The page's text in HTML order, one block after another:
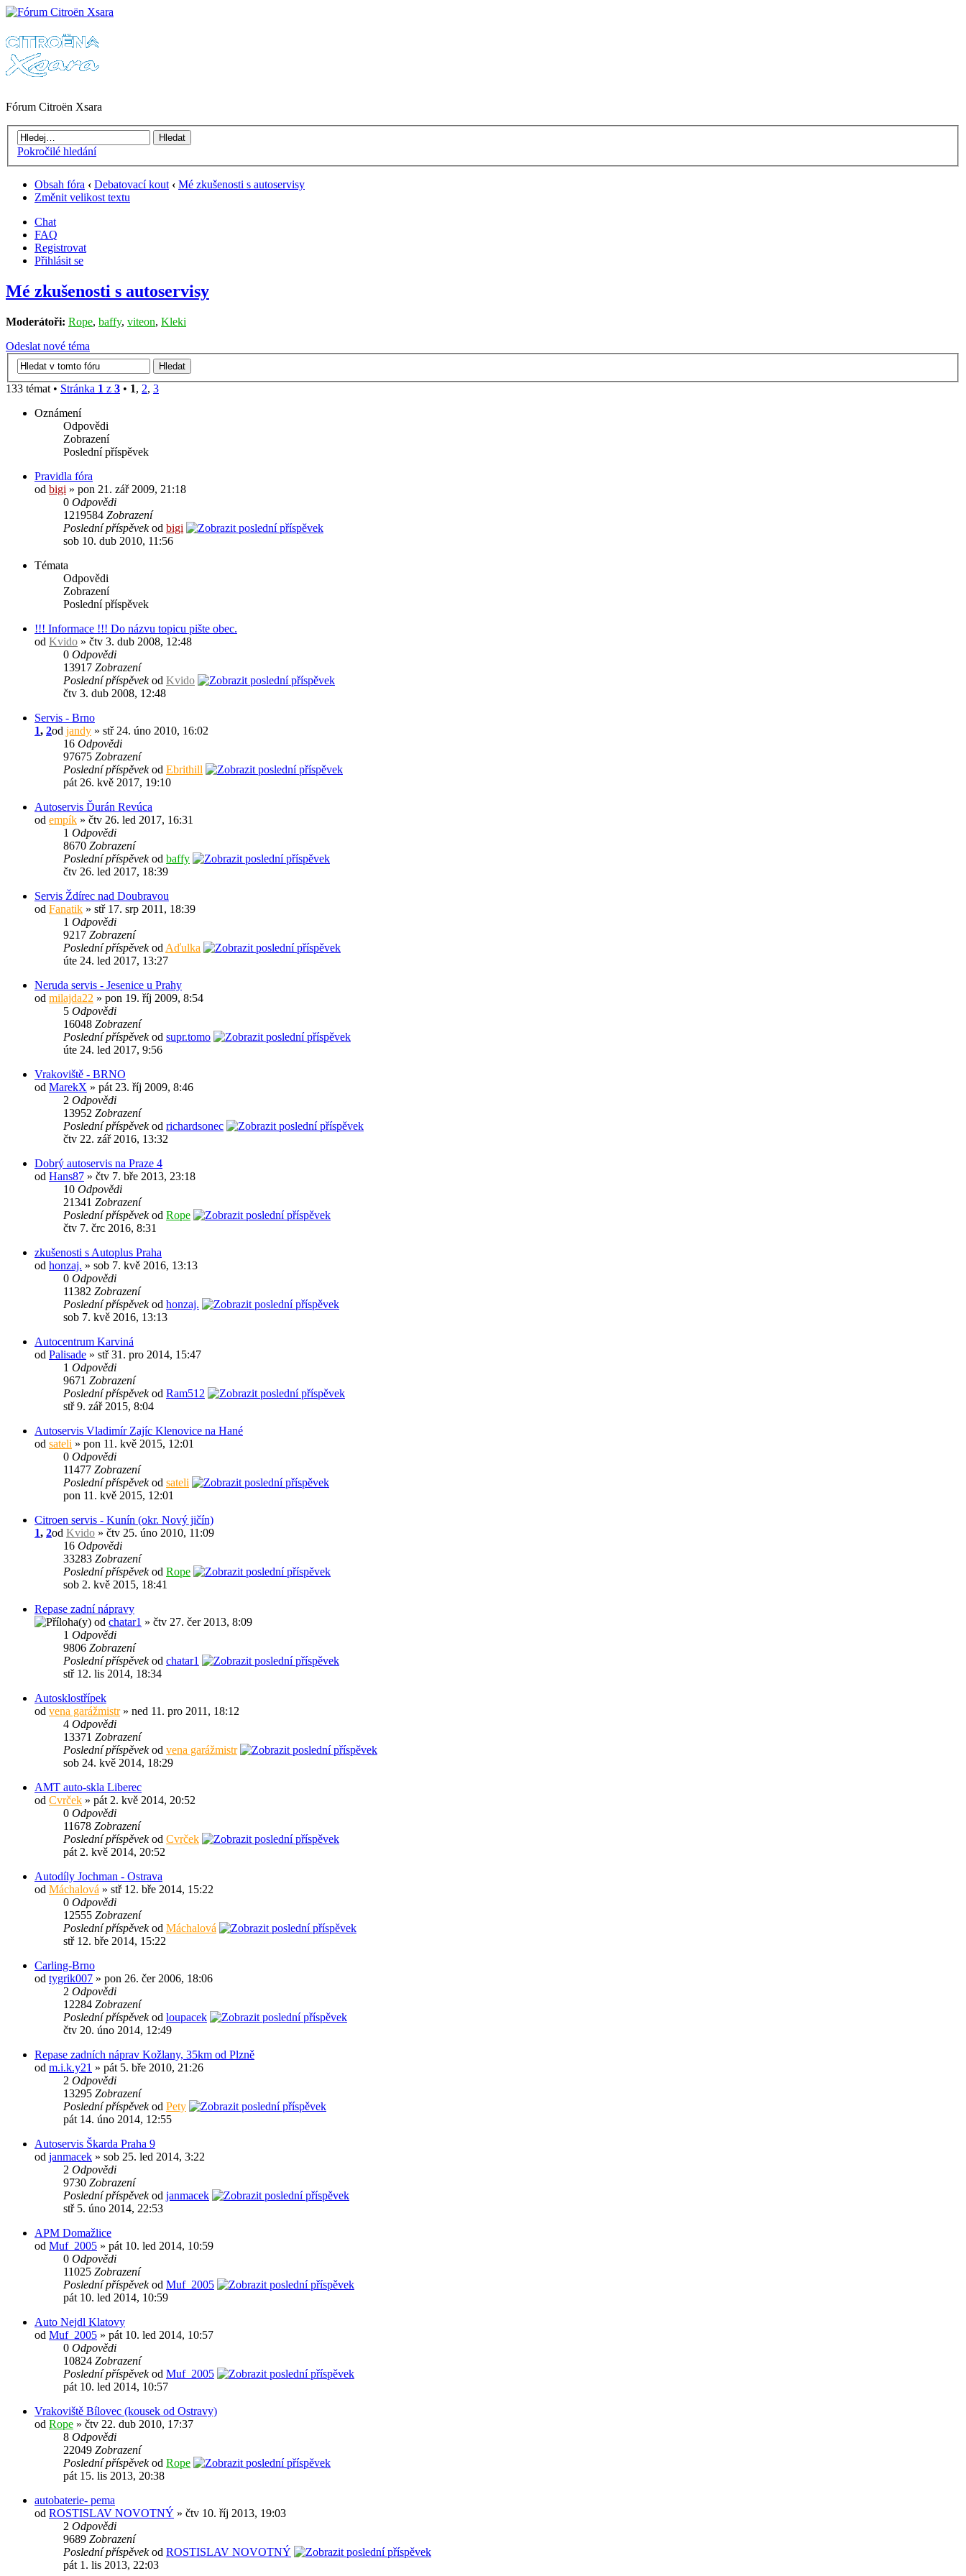
Fórum Citroën Xsara
Pokročilé hledání
Obsah fóra ‹ Debatovací kout ‹ Mé zkušenosti s autoservisy
Změnit velikost textu
Chat
FAQ
Registrovat
Přihlásit se
Mé zkušenosti s autoservisy
Moderátoři: Rope, baffy, viteon, Kleki
Odeslat nové téma
133 témat • Stránka 1 z 3 • 1, 2, 3
Oznámení
Odpovědi
Zobrazení
Poslední příspěvek
Pravidla fóra
od bigi » pon 21. zář 2009, 21:18
0 Odpovědi
1219584 Zobrazení
Poslední příspěvekod bigi
sob 10. dub 2010, 11:56
Témata
Odpovědi
Zobrazení
Poslední příspěvek
!!! Informace !!! Do názvu topicu pište obec.
od Kvido » čtv 3. dub 2008, 12:48
0 Odpovědi
13917 Zobrazení
Poslední příspěvekod Kvido
čtv 3. dub 2008, 12:48
Servis - Brno
1, 2od jandy » stř 24. úno 2010, 16:02
16 Odpovědi
97675 Zobrazení
Poslední příspěvekod Ebrithill
pát 26. kvě 2017, 19:10
Autoservis Ďurán Revúca
od empík » čtv 26. led 2017, 16:31
1 Odpovědi
8670 Zobrazení
Poslední příspěvekod baffy
čtv 26. led 2017, 18:39
Servis Ždírec nad Doubravou
od Fanatik » stř 17. srp 2011, 18:39
1 Odpovědi
9217 Zobrazení
Poslední příspěvekod Aďulka
úte 24. led 2017, 13:27
Neruda servis - Jesenice u Prahy
od milajda22 » pon 19. říj 2009, 8:54
5 Odpovědi
16048 Zobrazení
Poslední příspěvekod supr.tomo
úte 24. led 2017, 9:56
Vrakoviště - BRNO
od MarekX » pát 23. říj 2009, 8:46
2 Odpovědi
13952 Zobrazení
Poslední příspěvekod richardsonec
čtv 22. zář 2016, 13:32
Dobrý autoservis na Praze 4
od Hans87 » čtv 7. bře 2013, 23:18
10 Odpovědi
21341 Zobrazení
Poslední příspěvekod Rope
čtv 7. črc 2016, 8:31
zkušenosti s Autoplus Praha
od honzaj. » sob 7. kvě 2016, 13:13
0 Odpovědi
11382 Zobrazení
Poslední příspěvekod honzaj.
sob 7. kvě 2016, 13:13
Autocentrum Karviná
od Palisade » stř 31. pro 2014, 15:47
1 Odpovědi
9671 Zobrazení
Poslední příspěvekod Ram512
stř 9. zář 2015, 8:04
Autoservis Vladimír Zajíc Klenovice na Hané
od sateli » pon 11. kvě 2015, 12:01
0 Odpovědi
11477 Zobrazení
Poslední příspěvekod sateli
pon 11. kvě 2015, 12:01
Citroen servis - Kunín (okr. Nový jičín)
1, 2od Kvido » čtv 25. úno 2010, 11:09
16 Odpovědi
33283 Zobrazení
Poslední příspěvekod Rope
sob 2. kvě 2015, 18:41
Repase zadní nápravy
od chatar1 » čtv 27. čer 2013, 8:09
1 Odpovědi
9806 Zobrazení
Poslední příspěvekod chatar1
stř 12. lis 2014, 18:34
Autosklostřípek
od vena garážmistr» ned 11. pro 2011, 18:12
4 Odpovědi
13371 Zobrazení
Poslední příspěvekod vena garážmistr
sob 24. kvě 2014, 18:29
AMT auto-skla Liberec
od Cvrček » pát 2. kvě 2014, 20:52
0 Odpovědi
11678 Zobrazení
Poslední příspěvekod Cvrček
pát 2. kvě 2014, 20:52
Autodíly Jochman - Ostrava
od Máchalová » stř 12. bře 2014, 15:22
0 Odpovědi
12555 Zobrazení
Poslední příspěvekod Máchalová
stř 12. bře 2014, 15:22
Carling-Brno
od tygrik007 » pon 26. čer 2006, 18:06
2 Odpovědi
12284 Zobrazení
Poslední příspěvekod loupacek
čtv 20. úno 2014, 12:49
Repase zadních náprav Kožlany, 35km od Plzně
od m.i.k.y21 » pát 5. bře 2010, 21:26
2 Odpovědi
13295 Zobrazení
Poslední příspěvekod Pety
pát 14. úno 2014, 12:55
Autoservis Škarda Praha 9
od janmacek » sob 25. led 2014, 3:22
2 Odpovědi
9730 Zobrazení
Poslední příspěvekod janmacek
stř 5. úno 2014, 22:53
APM Domažlice
od Muf_2005 » pát 10. led 2014, 10:59
0 Odpovědi
11025 Zobrazení
Poslední příspěvekod Muf_2005
pát 10. led 2014, 10:59
Auto Nejdl Klatovy
od Muf_2005 » pát 10. led 2014, 10:57
0 Odpovědi
10824 Zobrazení
Poslední příspěvekod Muf_2005
pát 10. led 2014, 10:57
Vrakoviště Bílovec (kousek od Ostravy)
od Rope » čtv 22. dub 2010, 17:37
8 Odpovědi
22049 Zobrazení
Poslední příspěvekod Rope
pát 15. lis 2013, 20:38
autobaterie- pema
od ROSTISLAV NOVOTNÝ » čtv 10. říj 2013, 19:03
2 Odpovědi
9689 Zobrazení
Poslední příspěvekod ROSTISLAV NOVOTNÝ
pát 1. lis 2013, 22:03